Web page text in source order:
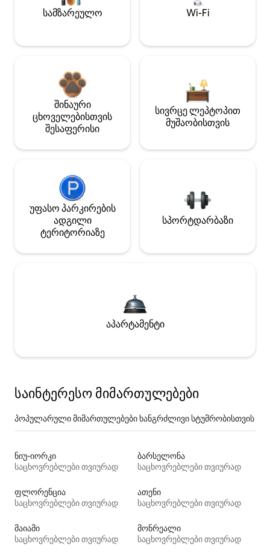
სამზარეულო Wi-Fi
შინაური
ცხოველებისთვის
შესაფერისი
სივრცე ლეპტოპით
მუშაობისთვის
უფასო პარკირების
ადგილი
ტერიტორიაზე
სპორტდარბაზი
აპარტამენტი
საინტერესო მიმართულებები
პოპულარული მიმართულებები ხანგრძლივი სტუმრობისთვის
ნიუ-იორკი
საცხოვრებლები თვიურად
ბარსელონა
საცხოვრებლები თვიურად
ფლორენცია
საცხოვრებლები თვიურად
ათენი
საცხოვრებლები თვიურად
მაიამი
საცხოვრებლები თვიურად
მონრეალი
საცხოვრებლები თვიურად